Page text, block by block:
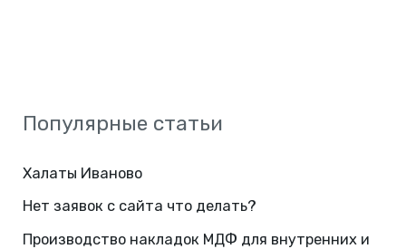
Популярные статьи
Халаты Иваново
Нет заявок с сайта что делать?
Производство накладок МДФ для внутренних и